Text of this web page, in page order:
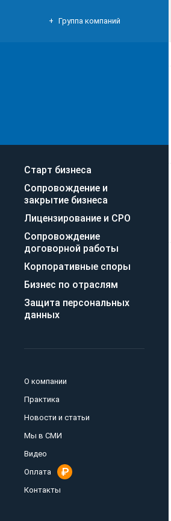
Группа компаний
Старт бизнеса
Сопровождение и
закрытие бизнеса
Лицензирование и СРО
Сопровождение
договорной работы
Корпоративные споры
Бизнес по отраслям
Защита персональных
данных
О компании
Практика
Новости и статьи
Мы в СМИ
Видео
Оплата
Контакты